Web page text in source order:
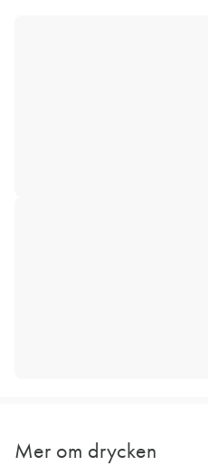
Mer om drycken